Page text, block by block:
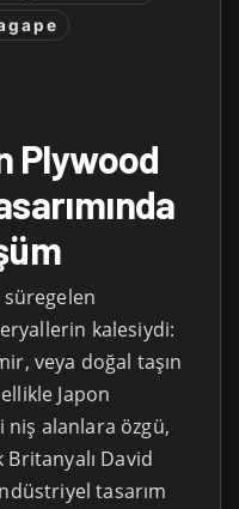
Plywood
süregelen
kalesiydi:
veya doğal taşın
Japon
alanlara özgü,
David
tasarım